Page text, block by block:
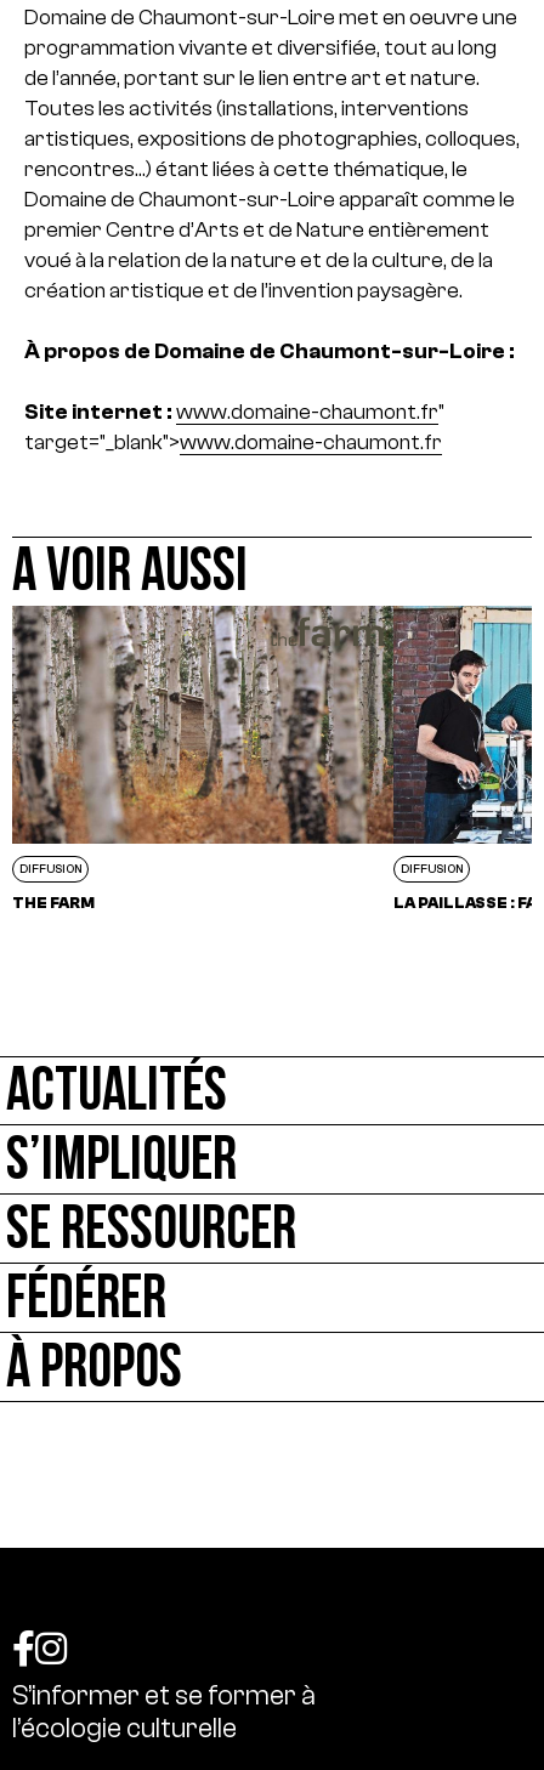
Domaine de Chaumont-sur-Loire met en oeuvre une
programmation vivante et diversifiée, tout au long
de l’année, portant sur le lien entre art et nature.
Toutes les activités (installations, interventions
artistiques, expositions de photographies, colloques,
rencontres…) étant liées à cette thématique, le
Domaine de Chaumont-sur-Loire apparaît comme le
premier Centre d’Arts et de Nature entièrement
voué à la relation de la nature et de la culture, de la
création artistique et de l’invention paysagère.
À propos de Domaine de Chaumont-sur-Loire :
Site internet : www.domaine-chaumont.fr"
target="_blank">www.domaine-chaumont.fr
A VOIR AUSSI
DIFFUSION
THE FARM
DIFFUSION
LA PAILLASSE :
ACTUALITÉS
S’IMPLIQUER
SE RESSOURCER
FÉDÉRER
À PROPOS
S’informer et se former à
l’écologie culturelle